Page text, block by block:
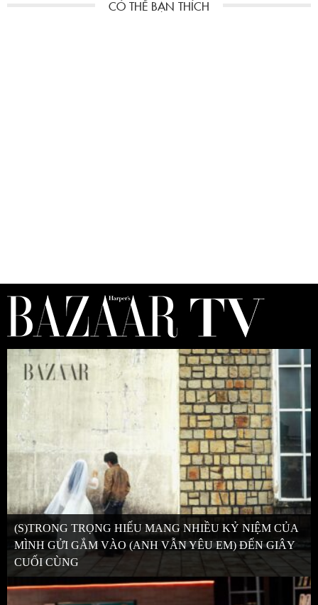
(S)TRONG TRỌNG HIẾU MANG NHIỀU KỶ NIỆM CỦA
MÌNH GỬI GẮM VÀO (ANH VẪN YÊU EM) ĐẾN GIÂY
CUỐI CÙNG